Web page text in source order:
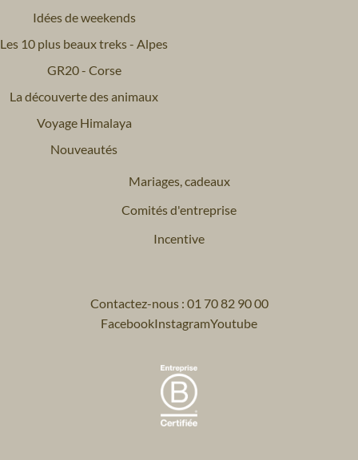
Idées de weekends
Les 10 plus beaux treks - Alpes
GR20 - Corse
La découverte des animaux
Voyage Himalaya
Nouveautés
Mariages, cadeaux
Comités d'entreprise
Incentive
Contactez-nous : 01 70 82 90 00
FacebookInstagramYoutube